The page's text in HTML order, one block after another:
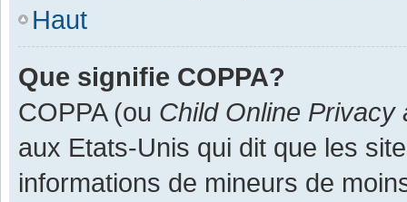
Haut
Que signifie COPPA?
COPPA (ou Child Online Privacy
aux Etats-Unis qui dit que les
informations de mineurs de